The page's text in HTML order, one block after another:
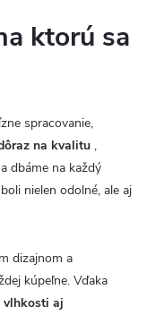
ktorú sa
spracovanie,
na kvalitu ,
dbáme na každý
nielen odolné, ale aj
dizajnom a
kúpeľne. Vďaka
vlhkosti aj